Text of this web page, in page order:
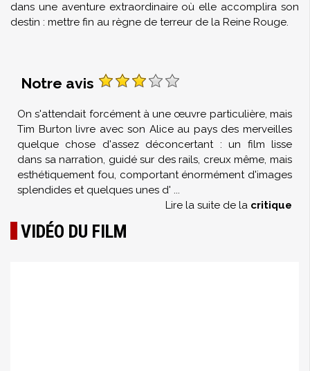
dans une aventure extraordinaire où elle accomplira son
destin : mettre fin au règne de terreur de la Reine Rouge.
Notre avis
On s'attendait forcément à une œuvre particulière, mais
Tim Burton livre avec son Alice au pays des merveilles
quelque chose d'assez déconcertant : un film lisse
dans sa narration, guidé sur des rails, creux même, mais
esthétiquement fou, comportant énormément d'images
splendides et quelques unes d' ...
Lire la suite de la critique
VIDÉO DU FILM